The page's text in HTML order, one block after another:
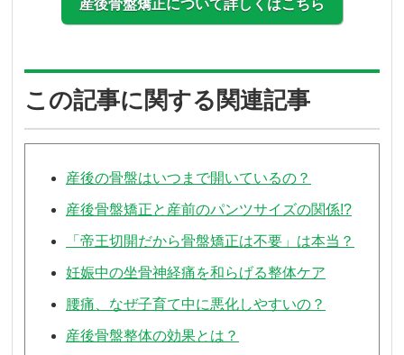
産後骨盤矯正について詳しくはこちら
この記事に関する関連記事
産後の骨盤はいつまで開いているの？
産後骨盤矯正と産前のパンツサイズの関係!?
「帝王切開だから骨盤矯正は不要」は本当？
妊娠中の坐骨神経痛を和らげる整体ケア
腰痛、なぜ子育て中に悪化しやすいの？
産後骨盤整体の効果とは？